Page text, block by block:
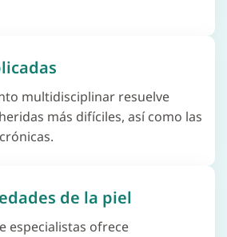
multidisciplinar resuelve
más difíciles, así como las
de la piel
especialistas ofrece